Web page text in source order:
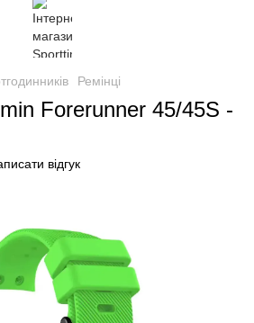
Ремінці
Forerunner 45/45S -
відгук